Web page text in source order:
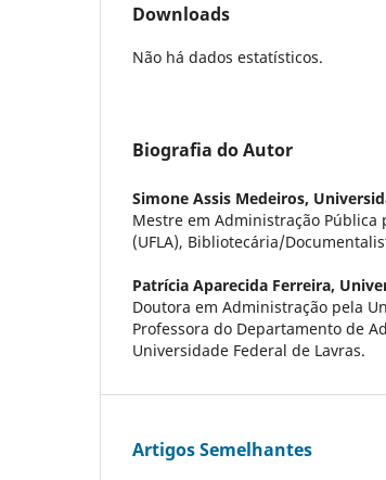
Downloads
Não há dados estatísticos.
Biografia do Autor
Simone Assis Medeiros,
Mestre em Administração Pública
(UFLA), Bibliotecária/
Patrícia Aparecida Ferreira,
Doutora em Administração pela
Professora do Departamento de
Universidade Federal de Lavras.
Artigos Semelhantes